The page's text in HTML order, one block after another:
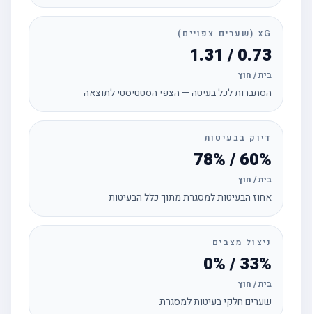
xG (שערים צפויים)
0.73 / 1.31
בית / חוץ
הסתברות לכל בעיטה — הצפי הסטטיסטי לתוצאה
דיוק בבעיטות
60% / 78%
בית / חוץ
אחוז הבעיטות למסגרת מתוך כלל הבעיטות
ניצול מצבים
33% / 0%
בית / חוץ
שערים חלקי בעיטות למסגרת